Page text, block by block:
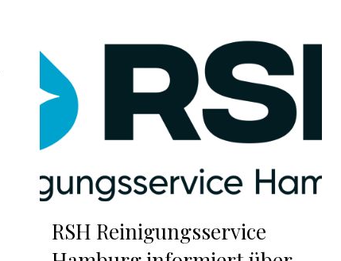
RSH Reinigungsservice